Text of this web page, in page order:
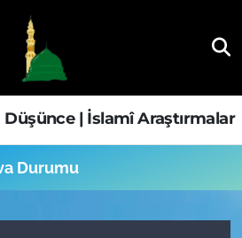
Düşünce | İslamî Araştırmalar
Durumu
Araştırmalar